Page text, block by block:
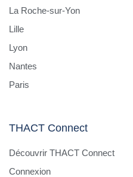
La Roche-sur-Yon
Lille
Lyon
Nantes
Paris
THACT Connect
Découvrir THACT Connect
Connexion